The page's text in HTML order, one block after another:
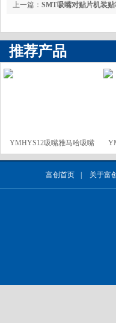
上一篇： SMT吸嘴对贴片机装
推荐产品
YMHYS12吸嘴雅马哈吸嘴
富创首页 关于富创